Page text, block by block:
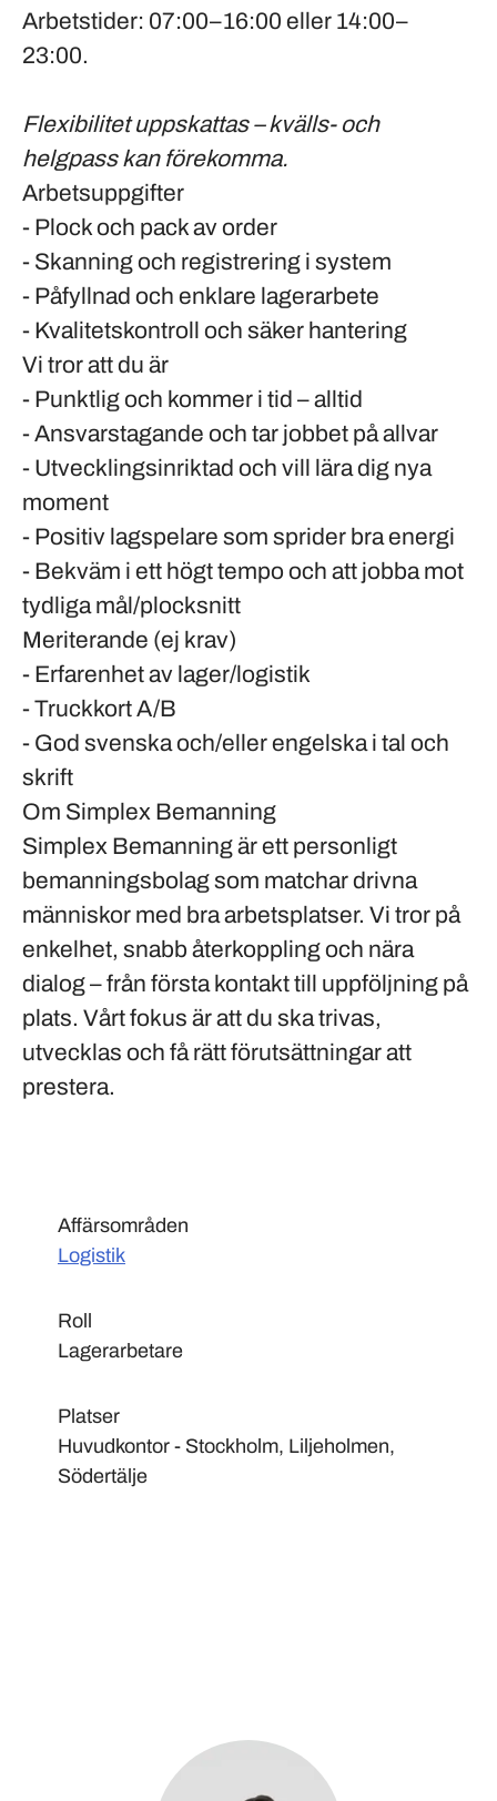
Arbetstider: 07:00–16:00 eller 14:00–
23:00.
Flexibilitet uppskattas – kvälls- och
helgpass kan förekomma.
Arbetsuppgifter
- Plock och pack av order
- Skanning och registrering i system
- Påfyllnad och enklare lagerarbete
- Kvalitetskontroll och säker hantering
Vi tror att du är
- Punktlig och kommer i tid – alltid
- Ansvarstagande och tar jobbet på allvar
- Utvecklingsinriktad och vill lära dig nya
moment
- Positiv lagspelare som sprider bra energi
- Bekväm i ett högt tempo och att jobba mot
tydliga mål/plocksnitt
Meriterande (ej krav)
- Erfarenhet av lager/logistik
- Truckkort A/B
- God svenska och/eller engelska i tal och
skrift
Om Simplex Bemanning
Simplex Bemanning är ett personligt
bemanningsbolag som matchar drivna
människor med bra arbetsplatser. Vi tror på
enkelhet, snabb återkoppling och nära
dialog – från första kontakt till uppföljning på
plats. Vårt fokus är att du ska trivas,
utvecklas och få rätt förutsättningar att
prestera.
Affärsområden
Logistik
Roll
Lagerarbetare
Platser
Huvudkontor - Stockholm, Liljeholmen,
Södertälje